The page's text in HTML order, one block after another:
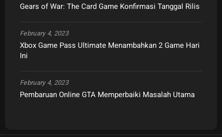
Gears of War: The Card Game Konfirmasi Tanggal Rilis
Xbox Game Pass Ultimate Menambahkan 2 Game Hari
Ini
February 4, 2023
Pembaruan Online GTA Memperbaiki Masalah Utama
February 4, 2023